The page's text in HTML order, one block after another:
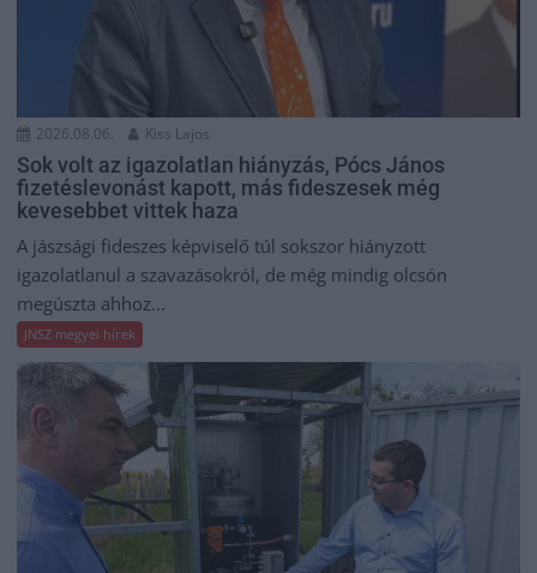
2026.08.06. Kiss Lajos
Sok volt az igazolatlan hiányzás, Pócs János
fizetéslevonást kapott, más fideszesek még
kevesebbet vittek haza
A jászsági fideszes képviselő túl sokszor hiányzott
igazolatlanul a szavazásokról, de még mindig olcsón
megúszta ahhoz...
JNSZ megyei hírek